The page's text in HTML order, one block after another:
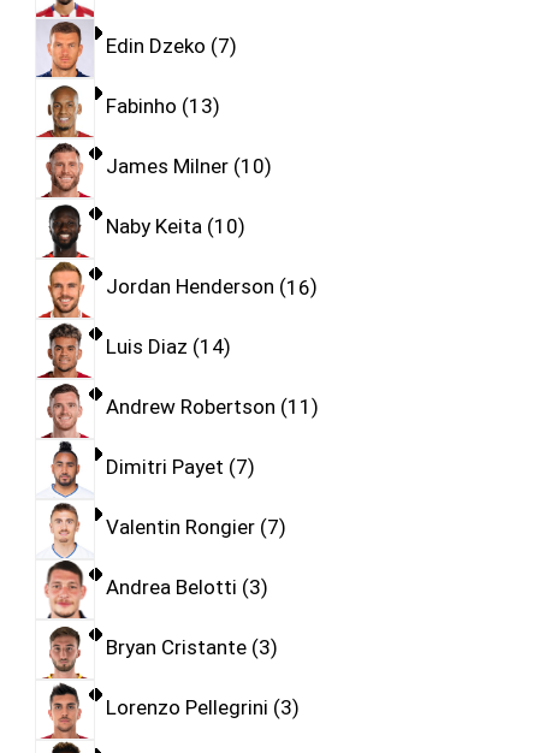
Edin Dzeko 7
Fabinho 13
James Milner 10
Naby Keita 10
Jordan Henderson 16
Luis Diaz 14
Andrew Robertson 11
Dimitri Payet 7
Valentin Rongier 7
Andrea Belotti 3
Bryan Cristante 3
Lorenzo Pellegrini 3